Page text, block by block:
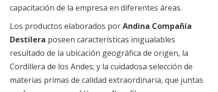
capacitación de la empresa en diferentes áreas.
Los productos elaborados porAndina Compañía
Destilera poseen características inigualables
resultado de la ubicación geográfica de origen, la
Cordillera de los Andes; y la cuidadosa selección de
materias primas de calidad extraordinaria, que juntas